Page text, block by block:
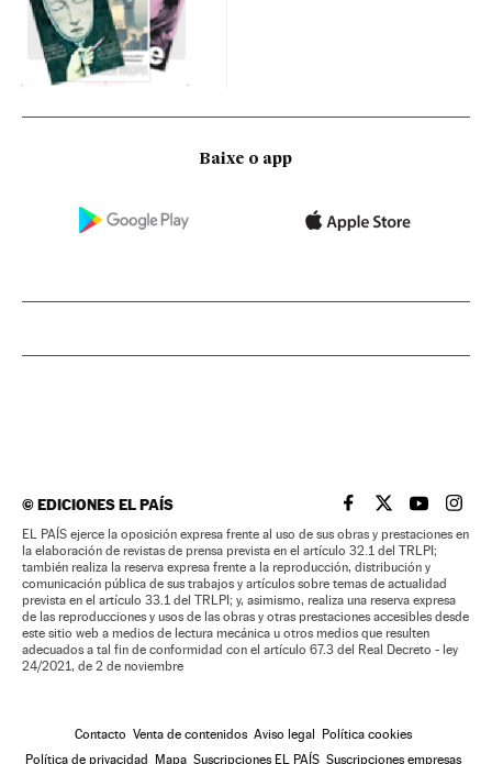
Baixe o app
©EDICIONES EL PAÍS EL PAÍS BRASIL EN
EL PAÍSEL PAÍS
EL
EL PAÍS ejerce la oposición expresa frente al uso de sus obras y prestaciones en
la elaboración de revistas de prensa prevista en el artículo 32.1 del TRLPI;
también realiza la reserva expresa frente a la reproducción, distribución y
comunicación pública de sus trabajos y artículos sobre temas de actualidad
prevista en el artículo 33.1 del TRLPI; y, asimismo, realiza una reserva expresa
de las reproducciones y usos de las obras y otras prestaciones accesibles desde
este sitio web a medios de lectura mecánica u otros medios que resulten
adecuados a tal fin de conformidad con el artículo 67.3 del Real Decreto - ley
24/2021, de 2 de noviembre
Contacto Venta de contenidos Aviso legal Política cookies
Política de privacidad Mapa Suscripciones EL PAÍS Suscripciones empresas